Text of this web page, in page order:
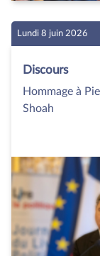
Lundi 8 juin 2026
Discours
Hommage à
Shoah